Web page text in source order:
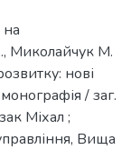
Миколайчук М.
нові
/ заг.
Міхал ;
Вища